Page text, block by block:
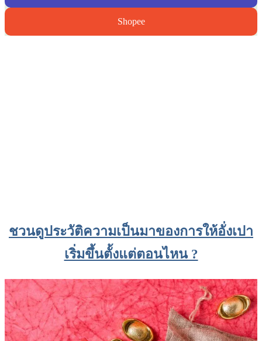
Shopee
ชวนดูประวัติความเป็นมาของการให้อั่งเปา
เริ่มขึ้นตั้งแต่ตอนไหน ?